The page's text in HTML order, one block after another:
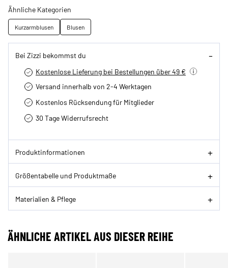
Ähnliche Kategorien
Kurzarmblusen Blusen
Bei Zizzi bekommst du
Kostenlose Lieferung bei Bestellungen über 49 €
Versand innerhalb von 2-4 Werktagen
Kostenlos Rücksendung für Mitglieder
30 Tage Widerrufsrecht
Produktinformationen
Größentabelle und Produktmaße
Materialien & Pflege
ÄHNLICHE ARTIKEL AUS DIESER REIHE